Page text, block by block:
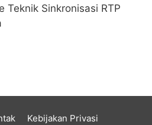
Teknik Sinkronisasi RTP
Kebijakan Privasi